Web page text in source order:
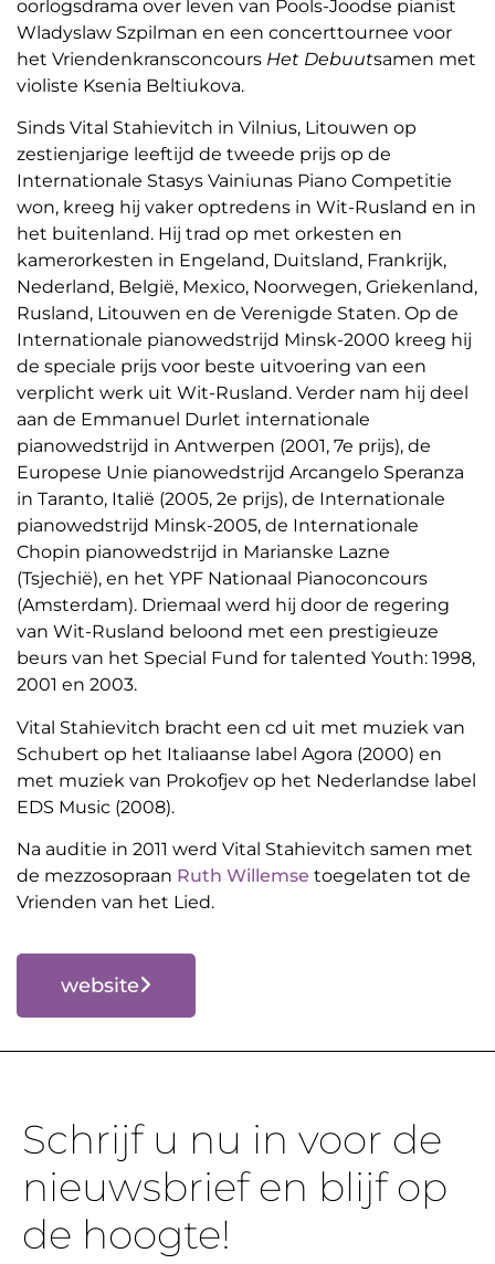
oorlogsdrama over leven van Pools-Joodse pianist
Wladyslaw Szpilman en een concerttournee voor
het Vriendenkransconcours Het Debuutsamen met
violiste Ksenia Beltiukova.
Sinds Vital Stahievitch in Vilnius, Litouwen op
zestienjarige leeftijd de tweede prijs op de
Internationale Stasys Vainiunas Piano Competitie
won, kreeg hij vaker optredens in Wit-Rusland en in
het buitenland. Hij trad op met orkesten en
kamerorkesten in Engeland, Duitsland, Frankrijk,
Nederland, België, Mexico, Noorwegen, Griekenland,
Rusland, Litouwen en de Verenigde Staten. Op de
Internationale pianowedstrijd Minsk-2000 kreeg hij
de speciale prijs voor beste uitvoering van een
verplicht werk uit Wit-Rusland. Verder nam hij deel
aan de Emmanuel Durlet internationale
pianowedstrijd in Antwerpen (2001, 7e prijs), de
Europese Unie pianowedstrijd Arcangelo Speranza
in Taranto, Italië (2005, 2e prijs), de Internationale
pianowedstrijd Minsk-2005, de Internationale
Chopin pianowedstrijd in Marianske Lazne
(Tsjechië), en het YPF Nationaal Pianoconcours
(Amsterdam). Driemaal werd hij door de regering
van Wit-Rusland beloond met een prestigieuze
beurs van het Special Fund for talented Youth: 1998,
2001 en 2003.
Vital Stahievitch bracht een cd uit met muziek van
Schubert op het Italiaanse label Agora (2000) en
met muziek van Prokofjev op het Nederlandse label
EDS Music (2008).
Na auditie in 2011 werd Vital Stahievitch samen met
de mezzosopraan Ruth Willemse toegelaten tot de
Vrienden van het Lied.
website
Schrijf u nu in voor de
nieuwsbrief en blijf op
de hoogte!